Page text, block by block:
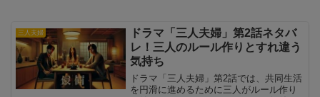
三人夫婦
ドラマ「三人夫婦」第2話ネタバ
レ！三人のルール作りとすれ違う
気持ち
ドラマ「三人夫婦」第2話では、共同生活
を円滑に進めるために三人がルール作り